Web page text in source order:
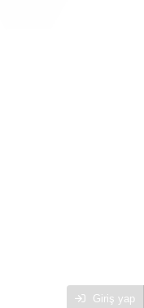
Giriş yap